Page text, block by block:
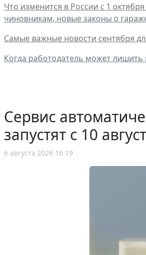
Что изменится в России с 1
чиновникам, новые законы о
Самые важные новости сентября
Когда работодатель может
Сервис
запустят с 10
6 августа 2026 16:19